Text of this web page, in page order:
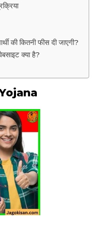
की कितनी फीस दी जाएगी?
क्या है?